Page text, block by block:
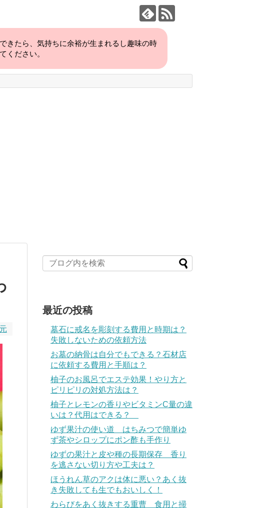
きたら、気持ちに余裕が生まれるし趣味の時
ください。
最近の投稿
墓石に戒名を彫刻する費用と時期は？
失敗しないための依頼方法
お墓の納骨は自分でもできる？石材店
に依頼する費用と手順は？
柚子のお風呂でエステ効果！やり方と
ピリピリの対処方法は？
柚子とレモンの香りやビタミンC量の違
いは？代用はできる？
ゆず果汁の使い道 はちみつで簡単ゆ
ず茶やシロップにポン酢も手作り
ゆずの果汁と皮や種の長期保存 香り
を逃さない切り方や工夫は？
ほうれん草のアクは体に悪い？あく抜
き失敗しても生でもおいしく！
わらびをあく抜きする重曹 食用と掃